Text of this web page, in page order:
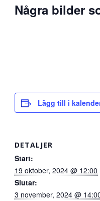
Några bilder
Lägg till i
DETALJER
Start:
19 oktober, 2024 @ 12:00
Slutar:
3 november, 2024 @